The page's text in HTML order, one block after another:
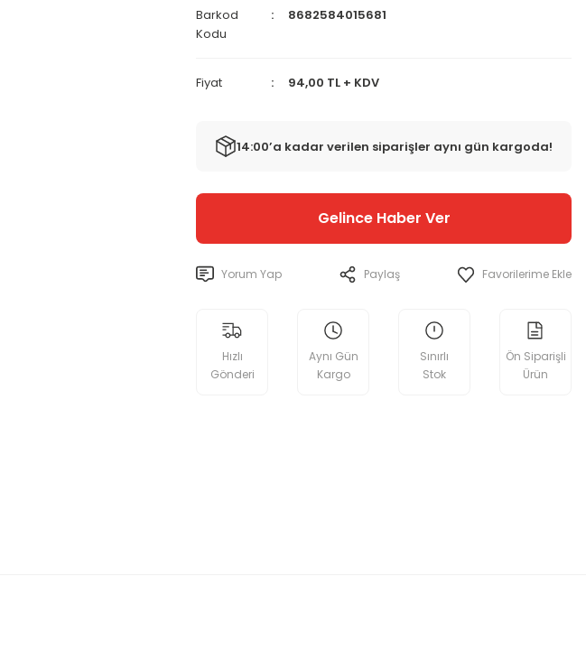
Barkod
Kodu
8682584015681
Fiyat 94,00 TL + KDV
14:00’a kadar verilen siparişler aynı gün kargoda!
Gelince Haber Ver
Yorum Yap Paylaş
Hızlı
Gönderi
Aynı Gün
Kargo
Sınırlı
Stok
Ön Siparişli
Ürün